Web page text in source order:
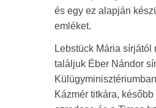
és egy ez alapján
emléket.
Lebstück Mária sírjától
találjuk Éber Nándor
Kázmér titkára,